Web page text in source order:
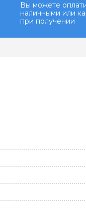
Вы можете
наличными или
при получении